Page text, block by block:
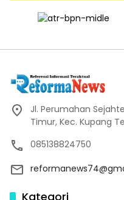
Jl. Perumahan
Timur, Kec. Kupang
085138824750
Kategori